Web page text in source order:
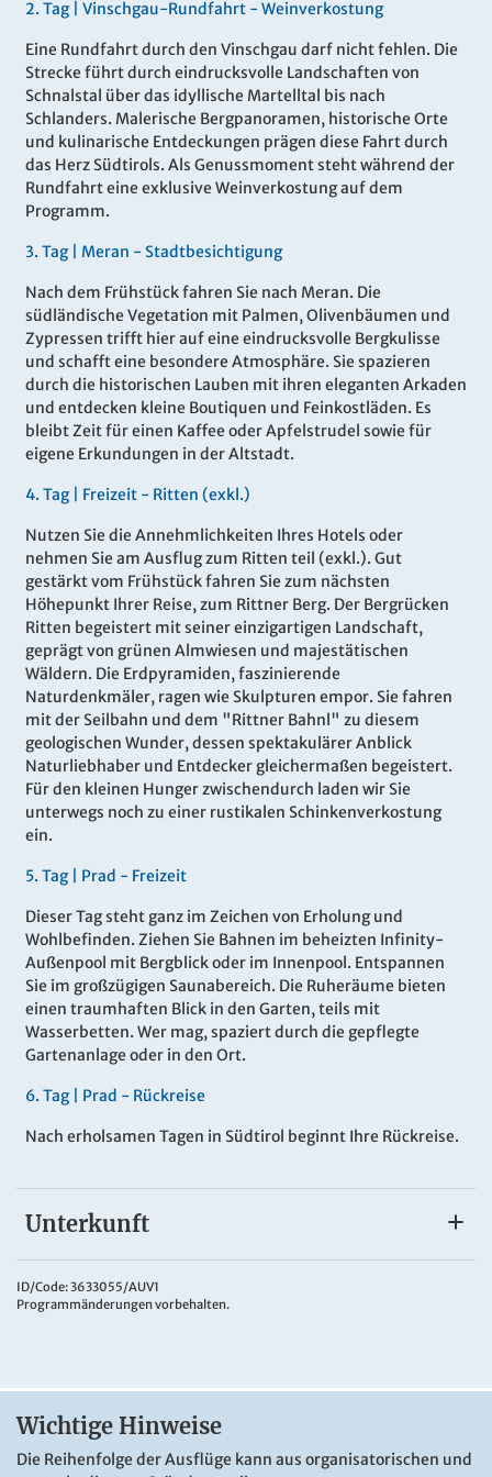
2. Tag | Vinschgau-Rundfahrt - Weinverkostung
Eine Rundfahrt durch den Vinschgau darf nicht fehlen. Die
Strecke führt durch eindrucksvolle Landschaften von
Schnalstal über das idyllische Martelltal bis nach
Schlanders. Malerische Bergpanoramen, historische Orte
und kulinarische Entdeckungen prägen diese Fahrt durch
das Herz Südtirols. Als Genussmoment steht während der
Rundfahrt eine exklusive Weinverkostung auf dem
Programm.
3. Tag | Meran - Stadtbesichtigung
Nach dem Frühstück fahren Sie nach Meran. Die
südländische Vegetation mit Palmen, Olivenbäumen und
Zypressen trifft hier auf eine eindrucksvolle Bergkulisse
und schafft eine besondere Atmosphäre. Sie spazieren
durch die historischen Lauben mit ihren eleganten Arkaden
und entdecken kleine Boutiquen und Feinkostläden. Es
bleibt Zeit für einen Kaffee oder Apfelstrudel sowie für
eigene Erkundungen in der Altstadt.
4. Tag | Freizeit - Ritten (exkl.)
Nutzen Sie die Annehmlichkeiten Ihres Hotels oder
nehmen Sie am Ausflug zum Ritten teil (exkl.). Gut
gestärkt vom Frühstück fahren Sie zum nächsten
Höhepunkt Ihrer Reise, zum Rittner Berg. Der Bergrücken
Ritten begeistert mit seiner einzigartigen Landschaft,
geprägt von grünen Almwiesen und majestätischen
Wäldern. Die Erdpyramiden, faszinierende
Naturdenkmäler, ragen wie Skulpturen empor. Sie fahren
mit der Seilbahn und dem "Rittner Bahnl" zu diesem
geologischen Wunder, dessen spektakulärer Anblick
Naturliebhaber und Entdecker gleichermaßen begeistert.
Für den kleinen Hunger zwischendurch laden wir Sie
unterwegs noch zu einer rustikalen Schinkenverkostung
ein.
5. Tag | Prad - Freizeit
Dieser Tag steht ganz im Zeichen von Erholung und
Wohlbefinden. Ziehen Sie Bahnen im beheizten Infinity-
Außenpool mit Bergblick oder im Innenpool. Entspannen
Sie im großzügigen Saunabereich. Die Ruheräume bieten
einen traumhaften Blick in den Garten, teils mit
Wasserbetten. Wer mag, spaziert durch die gepflegte
Gartenanlage oder in den Ort.
6. Tag | Prad - Rückreise
Nach erholsamen Tagen in Südtirol beginnt Ihre Rückreise.
Unterkunft
Garden Park Hotel
Das4*Garden Park Hotel
Vinschgaus, dem sonnigsten Tal der Alpen. Hier heißt Sie
Wellnesslandschaft mit Indoor- und Whirlpool, Saunen,
Küchenchef setzt auf frisch zubereitete südtiroler
ID/Code: 3633055/AUV1
Programmänderungen vorbehalten.
Wichtige Hinweise
Die Reihenfolge der Ausflüge kann aus organisatorischen und